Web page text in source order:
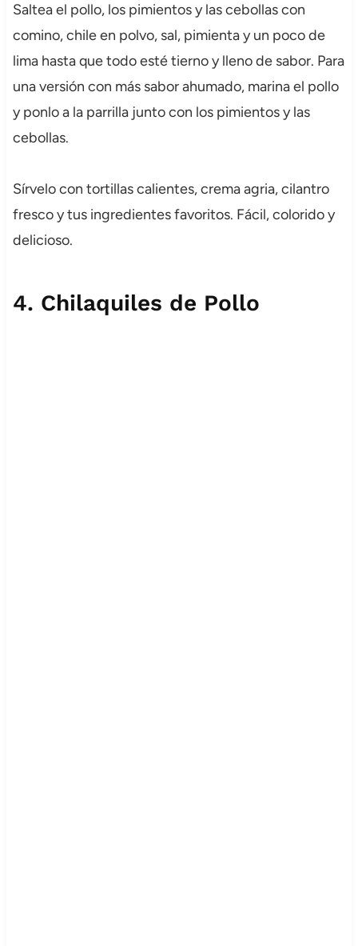
Saltea el pollo, los pimientos y las cebollas con
comino, chile en polvo, sal, pimienta y un poco de
lima hasta que todo esté tierno y lleno de sabor. Para
una versión con más sabor ahumado, marina el pollo
y ponlo a la parrilla junto con los pimientos y las
cebollas.
Sírvelo con tortillas calientes, crema agria, cilantro
fresco y tus ingredientes favoritos. Fácil, colorido y
delicioso.
4. Chilaquiles de Pollo